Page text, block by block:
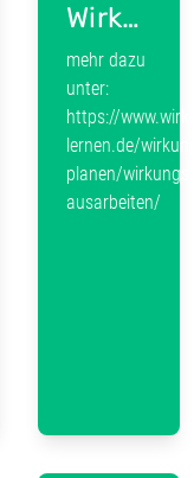
Wirkungslogik/Wirkkette
mehr dazu
unter:
https://
lernen.de/
planen/
ausarbeiten/